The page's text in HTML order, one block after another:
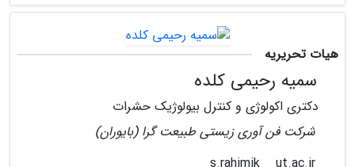
هیات تحریریه
سمیه رحیمی کلده
دکتری اکولوژی و کنترل بیولوژیک حشرات
شرکت فن آوری زیستی طبیعت گرا (بایوران)
ut.ac.ir